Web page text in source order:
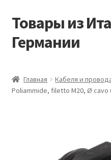
Перейти
навигации
Перейти
содержимому
Товары из
Германии
Виды доставки
Главная Кабеля и
Poliammide, filetto M20, Ø cavo